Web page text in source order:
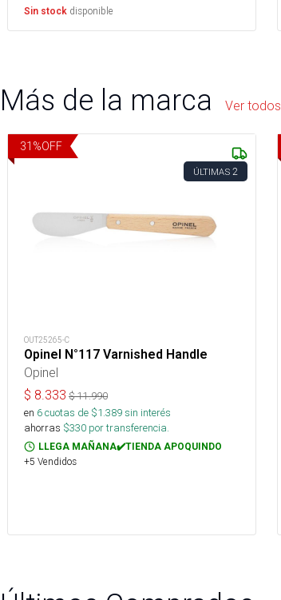
Sin stock disponible
Más de la marca Ver todos
31 %OFF
ÚLTIMAS 2
OUT25265-C
Opinel N°117 Varnished Handle
Opinel
$ 8.333 $11.990
en 6cuotas de $1.389sin interés
ahorras $330 por transferencia.
LLEGA MAÑANA✔️TIENDA APOQUINDO
+5 Vendidos